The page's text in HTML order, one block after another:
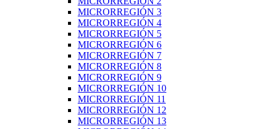
MICRORREGIÓN 3
MICRORREGIÓN 4
MICRORREGIÓN 5
MICRORREGIÓN 6
MICRORREGIÓN 7
MICRORREGIÓN 8
MICRORREGIÓN 9
MICRORREGIÓN 10
MICRORREGIÓN 11
MICRORREGIÓN 12
MICRORREGIÓN 13